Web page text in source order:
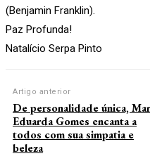
(Benjamin Franklin).
Paz Profunda!
Natalício Serpa Pinto
Artigo anterior
De personalidade única,
Eduarda Gomes encanta a
todos com sua simpatia e
beleza